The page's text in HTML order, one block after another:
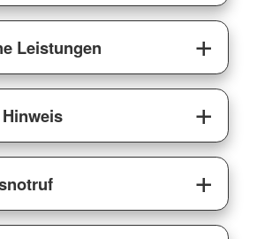
Leistungen